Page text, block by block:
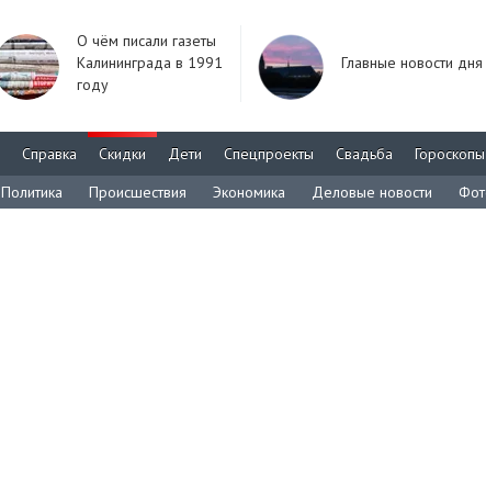
О чём писали газеты
Калининграда в 1991
году
Главные новости дня
Справка Скидки Дети Спецпроекты Свадьба
Гороскопы
Политика Происшествия Экономика Деловые новости